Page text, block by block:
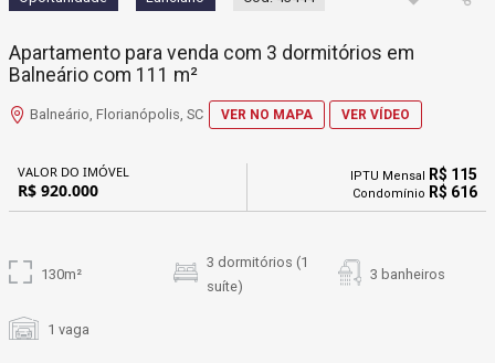
Apartamento para venda com 3 dormitórios em
Balneário com 111 m²
Balneário, Florianópolis, SC VER NO MAPA VER VÍDEO
VALOR DO IMÓVEL
R$ 920.000
IPTU Mensal R$ 115
Condomínio R$ 616
130m²
3 dormitórios (1
suíte)
3 banheiros
1 vaga